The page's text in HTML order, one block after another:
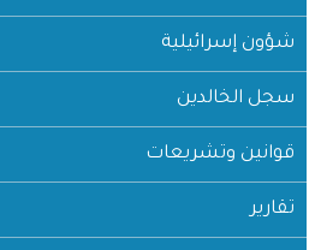
شؤون إسرائيلية
سجل الخالدين
قوانين وتشريعات
تقارير